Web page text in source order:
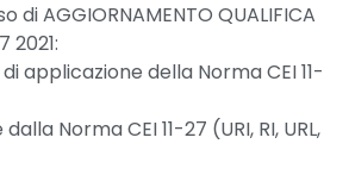
AGGIORNAMENTO QUALIFICA
2021:
applicazione della Norma CEI 11-
Norma CEI 11-27 (URI, RI, URL,